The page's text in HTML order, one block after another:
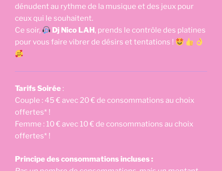
dénudent au rythme de la musique et des jeux pour
ceux qui le souhaitent.
Ce soir,
Dj Nico LAH, prends le contrôle des platines
pour vous faire vibrer de désirs et tentations !
Tarifs Soirée :
Couple : 45 € avec 20 € de consommations au choix
offertes* !
Femme : 10 € avec 10 € de consommations au choix
offertes* !
Principe des consommations incluses :